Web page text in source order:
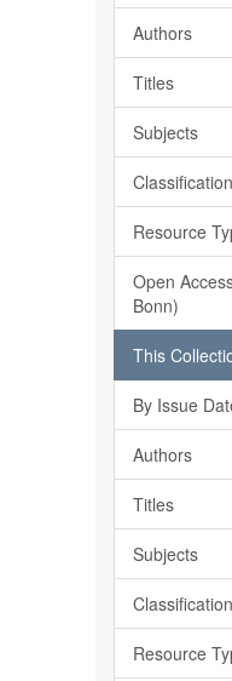
Authors
Titles
Subjects
Resource
Open
Bonn)
This
By Issue
Authors
Titles
Subjects
Resource